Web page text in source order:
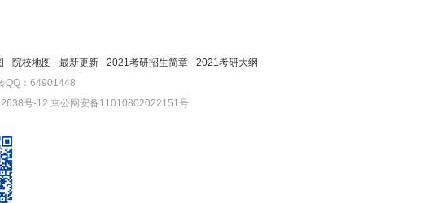
- 院校地图 - 最新更新 - 2021考研招生简章 - 2021考研大纲
QQ：64901448
号-12 京公网安备11010802022151号